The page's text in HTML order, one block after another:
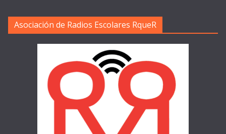
Asociación de Radios Escolares RqueR